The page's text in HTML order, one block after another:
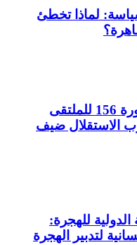
لماذا تخطئ
المؤسسة الدبلوماسية تنظم الدورة 156 للملتقى
40 دولة وحزب الاستقلال ضيف
للهجرة:
لتدبير الهجرة